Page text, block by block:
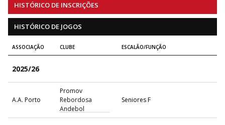
HISTÓRICO DE INSCRIÇÕES
HISTÓRICO DE JOGOS
ASSOCIAÇÃO CLUBE ESCALÃO/FUNÇÃO
2025/26
A.A. Porto
Promov
Rebordosa
Andebol
Seniores F